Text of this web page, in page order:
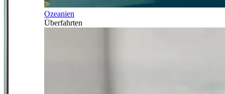
Ozeanien
Überfahrten